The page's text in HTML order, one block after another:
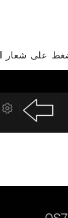
على شعار